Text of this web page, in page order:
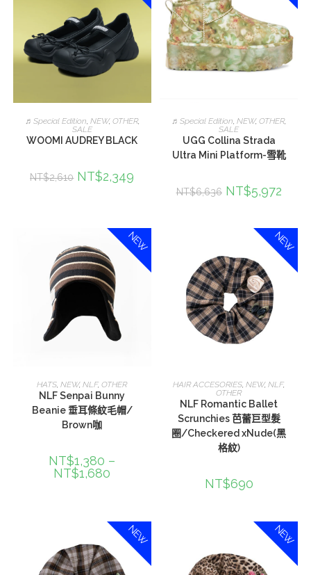
加入購物車
♬Special Edition NEW, OTHER,
SALE
WOOMI AUDREY BLACK
NT$2,610 NT$2,349
加入購物車
♬Special Edition ,NEW,OTHER,
SALE
UGG Collina Strada
Ultra Mini Platform-雪靴
NT$6,636 NT$5,972
NEW
選擇規格
HATS,NEW,NLF,OTHER
NLF Senpai Bunny
Beanie 垂耳條紋毛帽/
Brown咖
NT$1,380 –
NT$1,680
NEW
選擇規格
HAIR ACCESORIES,NEW,NLF,
OTHER
NLF Romantic Ballet
Scrunchies 芭蕾巨型髮
圈/Checkered xNude(黑
格紋)
NT$690
NEW NEW